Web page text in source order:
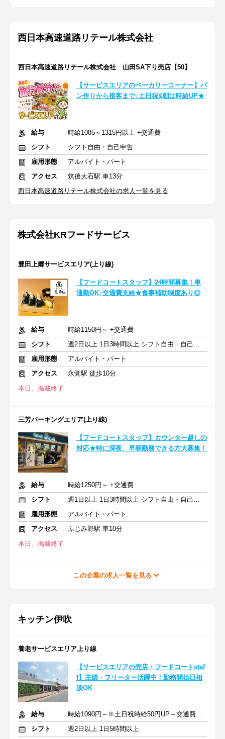
西日本高速道路リテール株式会社
西日本高速道路リテール株式会社 山田SA下り売店【50】
【サービスエリアのベーカリーコーナー】パ
ン作りから接客まで♪土日祝&朝は時給UP★
給与
時給1085～1315円以上 +交通費
シフト
シフト自由・自己申告
雇用形態
アルバイト・パート
アクセス
筑後大石駅 車13分
西日本高速道路リテール株式会社の求人一覧を見る
株式会社KRフードサービス
豊田上郷サービスエリア(上り線)
【フードコートスタッフ】24時間募集！車
通勤OK♪交通費支給★食事補助制度あり◎
給与
時給1150円～ +交通費
シフト
週2日以上 1日3時間以上 シフト自由・自己申告
雇用形態
アルバイト・パート
アクセス
永覚駅 徒歩10分
本日、掲載終了
三芳パーキングエリア(上り線)
【フードコートスタッフ】カウンター越しの
対応★特に深夜、早朝勤務できる方大募集！
給与
時給1250円～ +交通費
シフト
週1日以上 1日3時間以上 シフト自由・自己申告
雇用形態
アルバイト・パート
アクセス
ふじみ野駅 車10分
本日、掲載終了
この企業の求人一覧を見る
キッチン伊吹
養老サービスエリア上り線
【サービスエリアの売店・フードコートstaf
f】主婦・フリーター活躍中！勤務開始日相
談OK
給与
時給1090円～※土日祝時給50円UP＋交通費規定支給
シフト
週2日以上 1日5時間以上